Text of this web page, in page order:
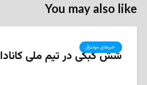
You may also like
‌ خبرهای مونترال
شش کبکی در تیم ملی کانادا